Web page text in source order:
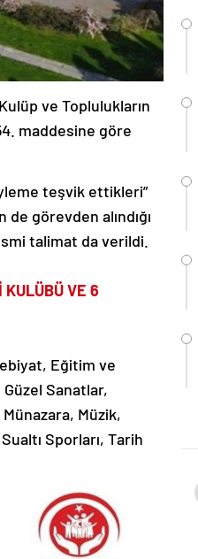
ve Toplulukların
maddesine göre
teşvik ettikleri”
görevden alındığı
talimat da verildi.
KULÜBÜ VE 6
Eğitim ve
Sanatlar,
Müzik,
Sporları, Tarih